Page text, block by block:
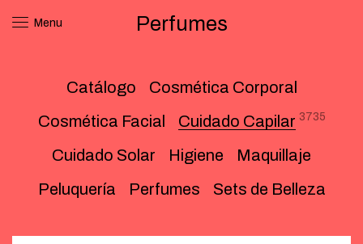
Menu Perfumes
Catálogo
Cosmética Corporal
Cosmética Facial
Cuidado Capilar 3735
Cuidado Solar Higiene
Maquillaje
Peluquería
Perfumes Sets de Belleza